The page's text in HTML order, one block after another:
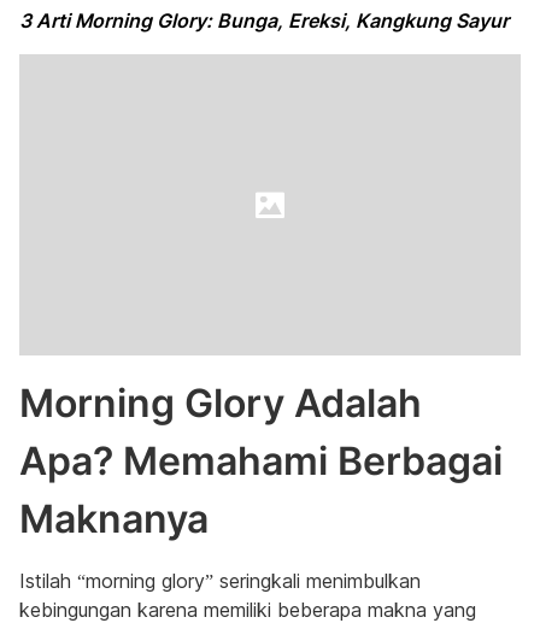
3 Arti Morning Glory: Bunga, Ereksi, Kangkung Sayur
Morning Glory Adalah
Apa? Memahami Berbagai
Maknanya
Istilah “morning glory” seringkali menimbulkan
kebingungan karena memiliki beberapa makna yang